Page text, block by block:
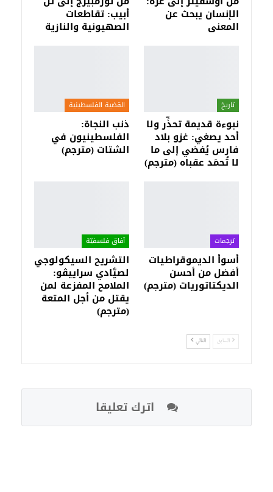
الإنسان يبحث عن
المعنى
أبيب: تقاطعات
الصهيونية والنازية
تاريخ
نبوءة قديمة تحذِّر ولا
أحد يصغي: غزو بلاد
فارس يُفضي إلى ما
لا تُحمَد عقباه (مترجم)
القضية الفلسطينية
ذنب النجاة:
الفلسطينيون في
الشتات (مترجم)
ترجمات
أسوأ الديموقراطيات
أفضل من أحسن
الديكتاتوريات (مترجم)
آفاق فلسفيّة‎
التشريح السيكولوجي
لصيَّادي سراييڤو:
الملامح المفزعة لمن
يقتل من أجل المتعة
(مترجم)
السابق التالي
اترك تعليقا